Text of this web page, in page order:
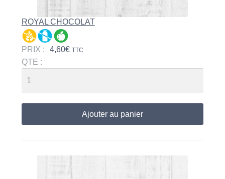
ROYAL CHOCOLAT
PRIX : 4,60€ TTC
QTE :
Ajouter au panier